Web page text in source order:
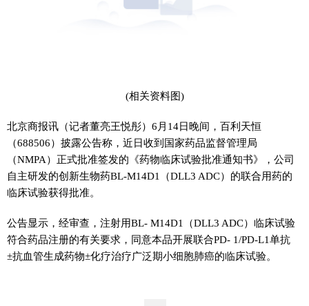
(相关资料图)
北京商报讯（记者董亮王悦彤）6月14日晚间，百利天恒
（688506）披露公告称，近日收到国家药品监督管理局
（NMPA）正式批准签发的《药物临床试验批准通知书》，公司
自主研发的创新生物药BL-M14D1（DLL3 ADC）的联合用药的
临床试验获得批准。
公告显示，经审查，注射用BL- M14D1（DLL3 ADC）临床试验
符合药品注册的有关要求，同意本品开展联合PD- 1/PD-L1单抗
±抗血管生成药物±化疗治疗广泛期小细胞肺癌的临床试验。